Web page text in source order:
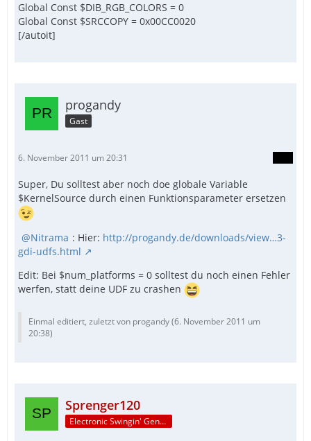
Global Const $DIB_RGB_COLORS = 0
Global Const $SRCCOPY = 0x00CC0020
[/autoit]
progandy
Gast
6. November 2011 um 20:31
Super, Du solltest aber noch doe globale Variable
$KernelSource durch einen Funktionsparameter ersetzen
Nitrama : Hier: http://progandy.de/downloads/view…3-
gdi-udfs.html
Edit: Bei $num_platforms = 0 solltest du noch einen Fehler
werfen, statt deine UDF zu crashen
Einmal editiert, zuletzt von progandy (6. November 2011 um
20:38)
Sprenger120
Electronic Swingin' Gentleman